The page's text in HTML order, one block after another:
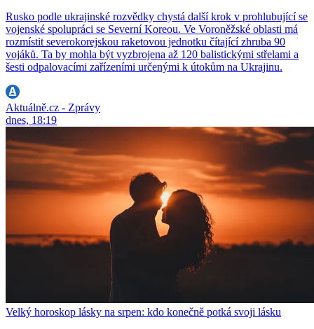
Rusko podle ukrajinské rozvědky chystá další krok v prohlubující se
vojenské spolupráci se Severní Koreou. Ve Voroněžské oblasti má
rozmístit severokorejskou raketovou jednotku čítající zhruba 90
vojáků. Ta by mohla být vyzbrojena až 120 balistickými střelami a
šesti odpalovacími zařízeními určenými k útokům na Ukrajinu.
Aktuálně.cz - Zprávy
dnes, 18:19
Velký horoskop lásky na srpen: kdo konečně potká svoji lásku